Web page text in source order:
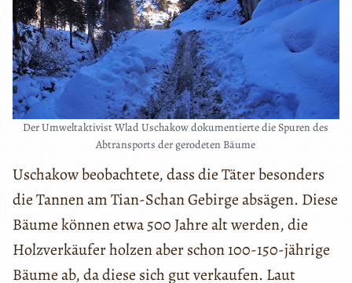
Der Umweltaktivist Wlad Uschakow dokumentierte die Spuren des
Abtransports der gerodeten Bäume
Uschakow beobachtete, dass die Täter besonders
die Tannen am Tian-Schan Gebirge absägen. Diese
Bäume können etwa 500 Jahre alt werden, die
Holzverkäufer holzen aber schon 100-150-jährige
Bäume ab, da diese sich gut verkaufen. Laut